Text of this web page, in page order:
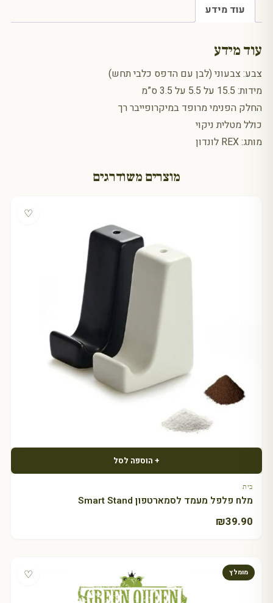
עוד מידע
עוד מידע
צבע: צבעוני (לבן עם הדפס כלבי תחש)
מידות: 15.5 על 5.5 על 3.5 ס”מ
החלק הפנימי מרופד במיקרופייבר רך
כולל מטלית ניקוי
מותג: REX לונדון
מוצרים משודרגים
♡
+ הוספה לסל
בית
מלח פלפל מעמד לסמארטפון Smart Stand
₪39.90
מומלץ ♡